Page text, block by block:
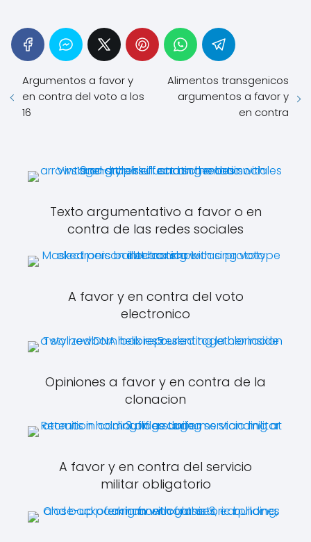
Argumentos a favor y
en contra del voto a los
16
Alimentos transgenicos
argumentos a favor y
en contra
Texto argumentativo a favor o en
contra de las redes sociales
A favor y en contra del voto
electronico
Opiniones a favor y en contra de la
clonacion
A favor y en contra del servicio
militar obligatorio